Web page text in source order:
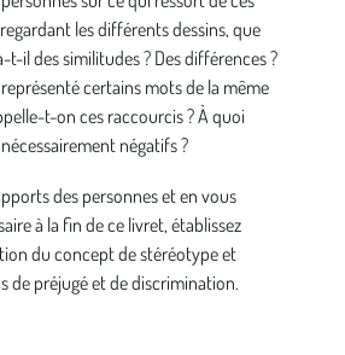
les différents dessins, que
t-il des similitudes ? Des différences ?
certains mots de la même
t-on ces raccourcis ? À quoi
négatifs ?
des personnes et en vous
à la fin de ce livret, établissez
du concept de stéréotype et
de préjugé et de discrimination.